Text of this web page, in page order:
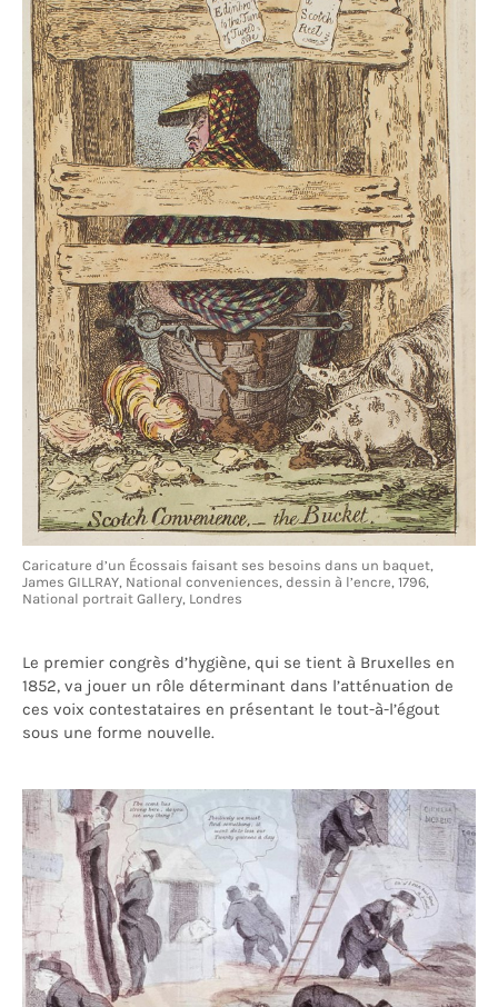
Caricature d’un Écossais faisant ses besoins dans un baquet,
James GILLRAY, National conveniences, dessin à l’encre, 1796,
National portrait Gallery, Londres
Le premier congrès d’hygiène, qui se tient à Bruxelles en
1852, va jouer un rôle déterminant dans l’atténuation de
ces voix contestataires en présentant le tout-à-l’égout
sous une forme nouvelle.